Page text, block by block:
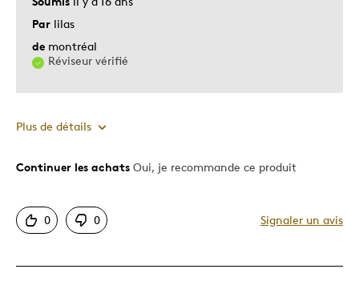
Par lilas
de montréal
Réviseur vérifié
Plus de détails
Le pour
Motif attrayant
Très bonne qualité
Continuer les achats Oui, je recommande ce produit
0 0 Signaler un avis